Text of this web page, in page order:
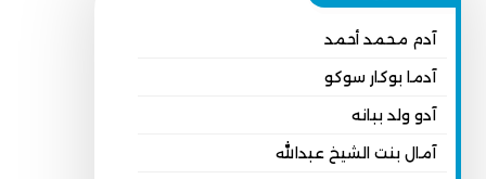
آدم محمد أحمد
آدما بوكار سوكو
آدو ولد ببانه
آمال بنت الشيخ عبدالله